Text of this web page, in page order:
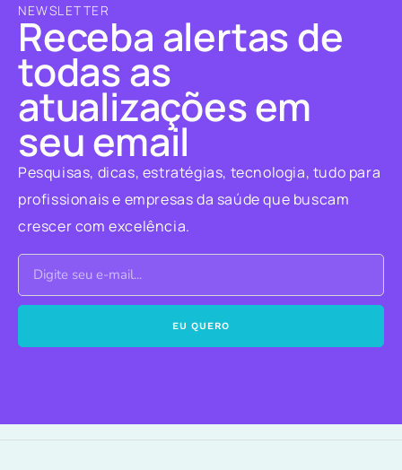
NEWSLETTER
Receba alertas de
todas as
atualizações em
seu email
Pesquisas, dicas, estratégias, tecnologia, tudo para
profissionais e empresas da saúde que buscam
crescer com excelência.
EU QUERO